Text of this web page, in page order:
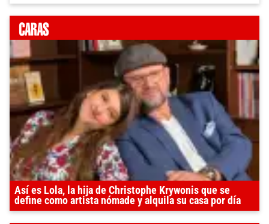
Así es Lola, la hija de Christophe Krywonis que se
define como artista nómade y alquila su casa por día